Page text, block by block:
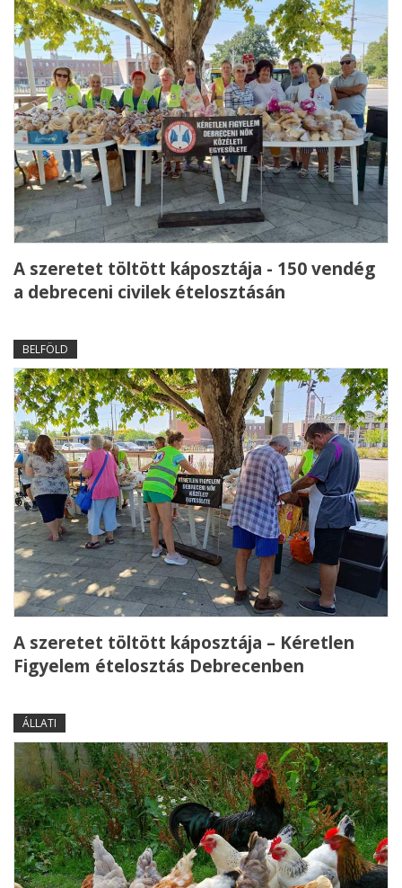
A szeretet töltött káposztája - 150 vendég
a debreceni civilek ételosztásán
BELFÖLD
A szeretet töltött káposztája – Kéretlen
Figyelem ételosztás Debrecenben
ÁLLATI